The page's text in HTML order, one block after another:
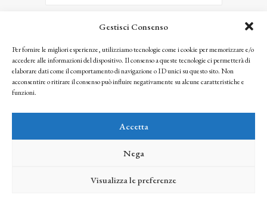
Gestisci Consenso
Per fornire le migliori esperienze, utilizziamo tecnologie come i cookie per memorizzare e/o
accedere alle informazioni del dispositivo. Il consenso a queste tecnologie ci permetterà di
elaborare dati come il comportamento di navigazione o ID unici su questo sito. Non
acconsentire o ritirare il consenso può influire negativamente su alcune caratteristiche e
funzioni.
Accetta
Nega
Visualizza le preferenze
ISCRIVITI
Facendo clic per iscriverti, riconosci che le tue informazioni saranno trattate
seguendo la nostra Privacy Policy
© 2025 Istituto Matteucci. All right reserved
l’autorizzazione scritta dei proprietari dei diritti e dell’Istituto Matteucci
credits